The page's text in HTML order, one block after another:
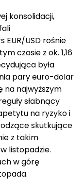
konsolidacji,
USD rośnie
czasie z ok. 1,16
była
pary euro-dolar
na najwyższym
słabnący
na ryzyko i
skutkujące
z takim
listopadzie.
w górę